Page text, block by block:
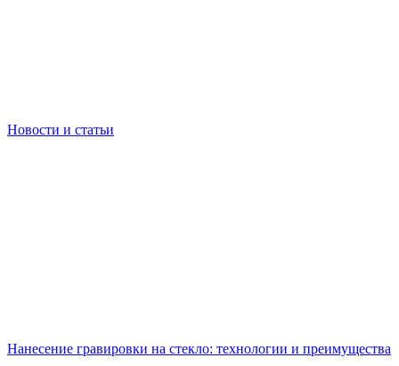
Новости и статьи
Нанесение гравировки на стекло: технологии и преимущества